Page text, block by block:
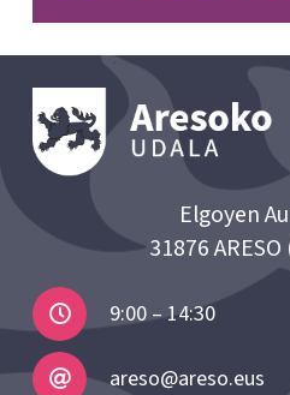
Elgoyen
31876
9:00 – 14:30
areso@areso.eus